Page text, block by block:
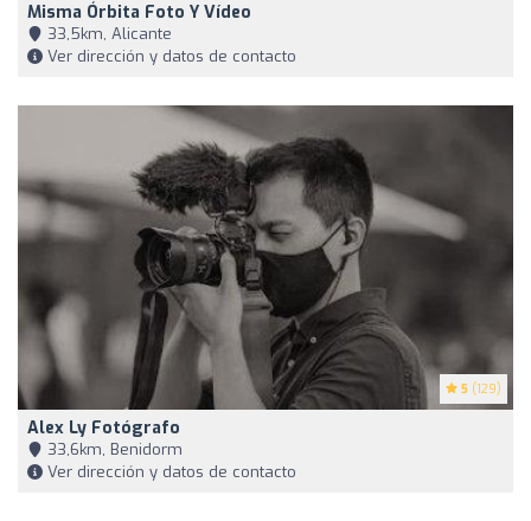
Misma Órbita Foto Y Vídeo
33,5km, Alicante
Ver dirección y datos de contacto
5 (129)
Alex Ly Fotógrafo
33,6km, Benidorm
Ver dirección y datos de contacto